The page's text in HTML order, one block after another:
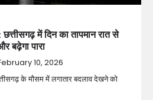
में दिन का तापमान रात से
बढ़ेगा पारा
10, 2026
के मौसम में लगातार बदलाव देखने को